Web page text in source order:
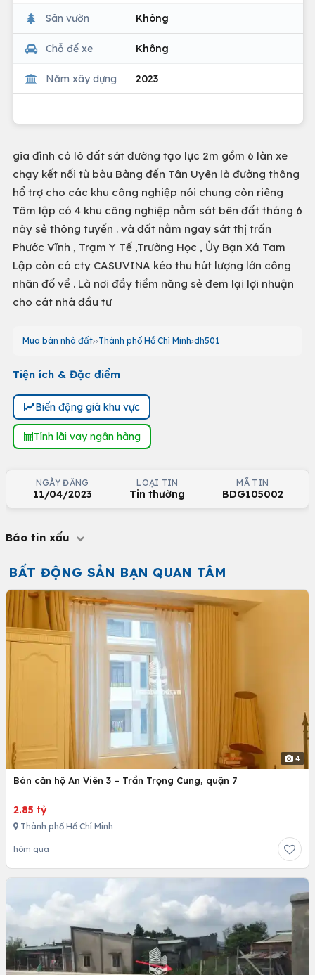
Sân vườn Không
Chỗ để xe Không
Năm xây dựng 2023
gia đình có lô đất sát đường tạo lực 2m gồm 6 làn xe
chạy kết nối từ bàu Bàng đến Tân Uyên là đường thông
hổ trợ cho các khu công nghiệp nói chung còn riêng
Tâm lập có 4 khu công nghiệp nằm sát bên đất tháng 6
này sẻ thông tuyến . và đất nằm ngay sát thị trấn
Phước Vĩnh , Trạm Y Tế ,Trường Học , Ủy Bạn Xả Tam
Lập còn có cty CASUVINA kéo thu hút lượng lớn công
nhân đổ về . Là nơi đầy tiềm năng sẻ đem lại lợi nhuận
cho cát nhà đầu tư
Mua bán nhà đất Thành phố Hồ Chí Minh dh501
Tiện ích & Đặc điểm
Biến động giá khu vực
Tính lãi vay ngân hàng
NGÀY ĐĂNG
11/04/2023
LOẠI TIN
Tin thường
MÃ TIN
BDG105002
Báo tin xấu
BẤT ĐỘNG SẢN BẠN QUAN TÂM
4
Bán căn hộ An Viên 3 – Trần Trọng Cung, quận 7
2.85 tỷ
Thành phố Hồ Chí Minh
hôm qua